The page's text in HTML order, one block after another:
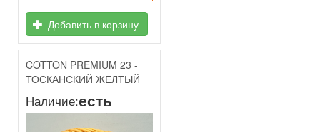
Добавить в корзину
COTTON PREMIUM 23 -
ТОСКАНСКИЙ ЖЕЛТЫЙ
Наличие:есть